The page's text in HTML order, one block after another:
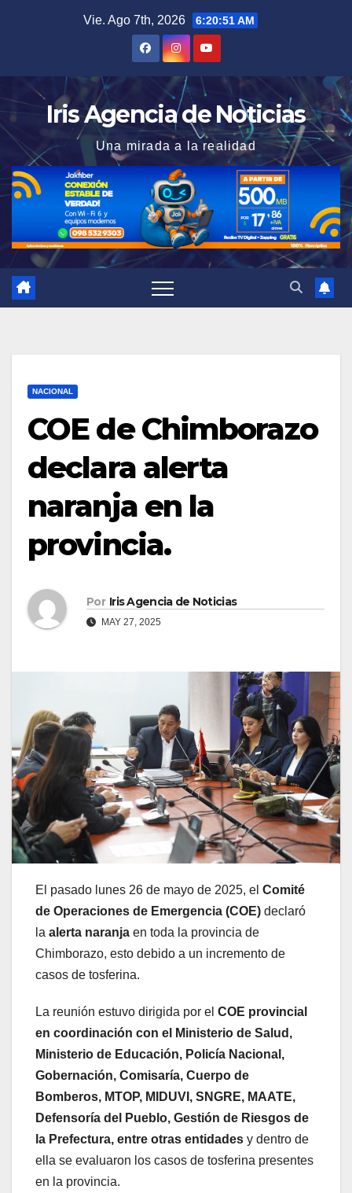
Vie. Ago 7th, 2026 6:20:52 AM
Iris Agencia de Noticias
Una mirada a la realidad
NACIONAL
COE de Chimborazo
declara alerta
naranja en la
provincia.
Por Iris Agencia de Noticias
MAY 27, 2025
El pasado lunes 26 de mayo de 2025, el Comité
de Operaciones de Emergencia (COE) declaró
la alerta naranja en toda la provincia de
Chimborazo, esto debido a un incremento de
casos de tosferina.
La reunión estuvo dirigida por el COE provincial
en coordinación con el Ministerio de Salud,
Ministerio de Educación, Policía Nacional,
Gobernación, Comisaría, Cuerpo de
Bomberos, MTOP, MIDUVI, SNGRE, MAATE,
Defensoría del Pueblo, Gestión de Riesgos de
la Prefectura, entre otras entidades y dentro de
ella se evaluaron los casos de tosferina presentes
en la provincia.